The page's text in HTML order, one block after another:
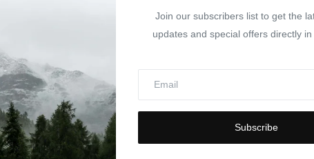
Join our subscribers list to get the
updates and special offers directly
Subscribe
di berbagai kondisi lintasan.
memastikan kemampuan pengereman optimal pada
ahli otomotif dari China dan Eropa, serta teknologi
motor listrik berputar hingga 28.000 rpm dengan
Mengagumkan
maksimum 300 km/jam (186 mph)